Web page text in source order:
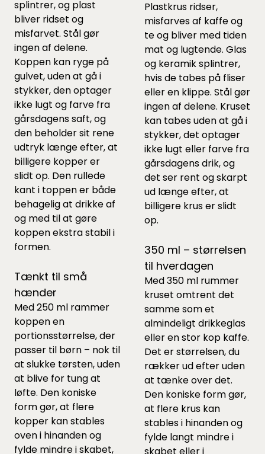
splintrer, og plast
bliver ridset og
misfarvet. Stål gør
ingen af delene.
Koppen kan ryge på
gulvet, uden at gå i
stykker, den optager
ikke lugt og farve fra
gårsdagens saft, og
den beholder sit rene
udtryk længe efter, at
billigere kopper er
slidt op. Den rullede
kant i toppen er både
behagelig at drikke af
og med til at gøre
koppen ekstra stabil i
formen.
Tænkt til små
hænder
Med 250 ml rammer
koppen en
portionsstørrelse, der
passer til børn – nok til
at slukke tørsten, uden
at blive for tung at
løfte. Den koniske
form gør, at flere
kopper kan stables
oven i hinanden og
fylde mindre i skabet,
Plastkrus ridser,
misfarves af kaffe og
te og bliver med tiden
mat og lugtende. Glas
og keramik splintrer,
hvis de tabes på fliser
eller en klippe. Stål gør
ingen af delene. Kruset
kan tabes uden at gå i
stykker, det optager
ikke lugt eller farve fra
gårsdagens drik, og
det ser rent og skarpt
ud længe efter, at
billigere krus er slidt
op.
350 ml – størrelsen
til hverdagen
Med 350 ml rummer
kruset omtrent det
samme som et
almindeligt drikkeglas
eller en stor kop kaffe.
Det er størrelsen, du
rækker ud efter uden
at tænke over det.
Den koniske form gør,
at flere krus kan
stables i hinanden og
fylde langt mindre i